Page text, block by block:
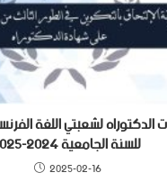
لشعبتي اللغة
للسنة الجامعية 2024-2025
2025-02-16